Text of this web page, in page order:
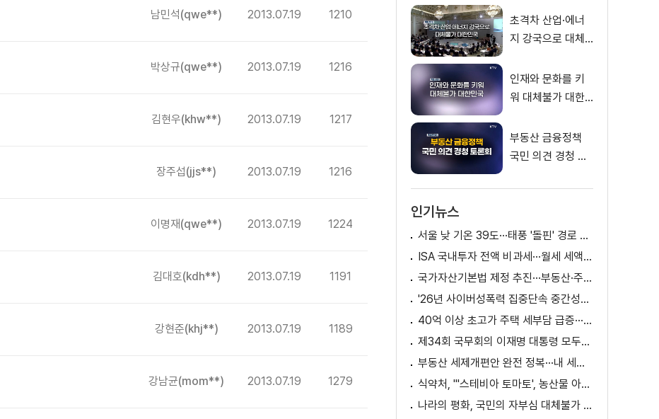
남민석(qwe**) 2013.07.19 1210
박상규(qwe**) 2013.07.19 1216
김현우(khw**) 2013.07.19 1217
장주섭(jjs**) 2013.07.19 1216
이명재(qwe**) 2013.07.19 1224
김대호(kdh**) 2013.07.19 1191
강현준(khj**) 2013.07.19 1189
강남균(mom**) 2013.07.19 1279
령 모두말씀
초격차 산업·에너
지 강국으로 대체
인재와 문화를 키
워 대체불가 대한
부동산 금융정책
국민 의견 경청 토
인기뉴스
서울 낮 기온 39도···태풍 '돌핀' 경로 변수
ISA 국내투자 전액 비과세···월세 세액공제 확대
국가자산기본법 제정 추진···부동산·주식 등 통합 관리
'26년 사이버성폭력 집중단속 중간성과 발표···향후 추진계획은?
40억 이상 초고가 주택 세부담 급증···실수요자 보호 강화
제34회 국무회의 이재명 대통령 모두발언
부동산 세제개편안 완전 정복···내 세금 어떻게 달라지나? [K-정책 사용법]
식약처, "'스테비아 토마토', 농산물 아닌 가공식품"
나라의 평화, 국민의 자부심 대체불가 대한민국 이재명 대통령 모두말씀